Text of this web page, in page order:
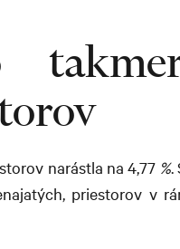
narástla na 4,77 %.
priestorov v